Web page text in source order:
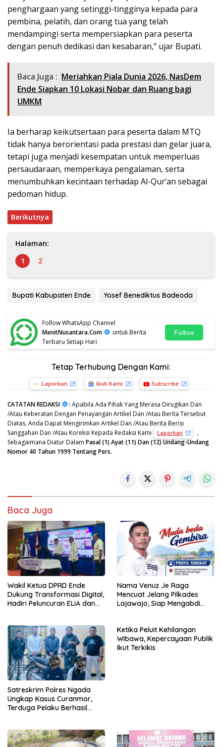
penghargaan yang setinggi-tingginya kepada para
pembina, pelatih, dan orang tua yang telah
mendampingi serta mempersiapkan para peserta
dengan penuh dedikasi dan kesabaran,” ujar Bupati.
Baca Juga : Meriahkan Piala Dunia 2026, NasDem
Ende Siapkan 10 Lokasi Nobar dan Ruang bagi
UMKM
Ia berharap keikutsertaan para peserta dalam MTQ
tidak hanya berorientasi pada prestasi dan gelar juara,
tetapi juga menjadi kesempatan untuk memperluas
persaudaraan, memperkaya pengalaman, serta
menumbuhkan kecintaan terhadap Al-Qur’an sebagai
pedoman hidup.
Berikutnya
Halaman:
1
2
Bupati Kabupaten Ende Yosef Benediktus Badeoda
Follow WhatsApp Channel
MenitNusantara.Com
untuk Berita
Terbaru Setiap Hari
Follow
Tetap Terhubung Dengan Kami:
Laporkan Ikuti Kami Subscribe
CATATAN REDAKSI : Apabila Ada Pihak Yang Merasa Dirugikan Dan
/Atau Keberatan Dengan Penayangan Artikel Dan /Atau Berita Tersebut
Diatas, Anda Dapat Mengirimkan Artikel Dan /Atau Berita Berisi
Sanggahan Dan /Atau Koreksi Kepada Redaksi Kami
Laporkan
,
Sebagaimana Diatur Dalam Pasal (1) Ayat (11) Dan (12) Undang-Undang
Nomor 40 Tahun 1999 Tentang Pers.
Baca Juga
Wakil Ketua DPRD Ende
Dukung Transformasi Digital,
Hadiri Peluncuran ELiA dan
Nama Venuz Je Raga
Mencuat Jelang Pilkades
Lajawajo, Siap Mengabdi
Satreskrim Polres Ngada
Ungkap Kasus Curanmor,
Terduga Pelaku Berhasil
Ketika Peluit Kehilangan
Wibawa, Kepercayaan Publik
Ikut Terkikis